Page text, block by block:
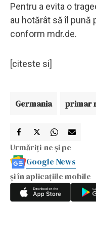
Pentru a evita o
au hotărât să îl pună
conform mdr.de.
[citeste si]
Germania primar
Urmăriți-ne și pe
Google News
și în aplicațiile mobile